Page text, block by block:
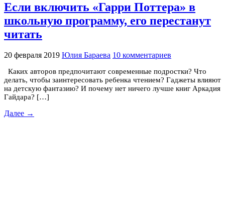
Если включить «Гарри Поттера» в
школьную программу, его перестанут
читать
20 февраля 2019 Юлия Бараева 10 комментариев
Каких авторов предпочитают современные подростки? Что
делать, чтобы заинтересовать ребенка чтением? Гаджеты влияют
на детскую фантазию? И почему нет ничего лучше книг Аркадия
Гайдара? […]
Далее →